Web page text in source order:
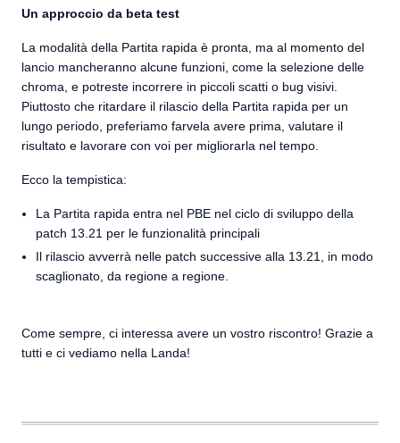
Un approccio da beta test
La modalità della Partita rapida è pronta, ma al momento del
lancio mancheranno alcune funzioni, come la selezione delle
chroma, e potreste incorrere in piccoli scatti o bug visivi.
Piuttosto che ritardare il rilascio della Partita rapida per un
lungo periodo, preferiamo farvela avere prima, valutare il
risultato e lavorare con voi per migliorarla nel tempo.
Ecco la tempistica:
La Partita rapida entra nel PBE nel ciclo di sviluppo della
patch 13.21 per le funzionalità principali
Il rilascio avverrà nelle patch successive alla 13.21, in modo
scaglionato, da regione a regione.
Come sempre, ci interessa avere un vostro riscontro! Grazie a
tutti e ci vediamo nella Landa!